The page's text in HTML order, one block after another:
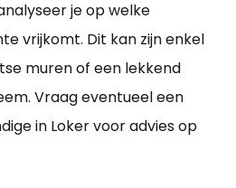
je op welke
vrijkomt. Dit kan zijn enkel
muren of een lekkend
Vraag eventueel een
in Loker voor advies op